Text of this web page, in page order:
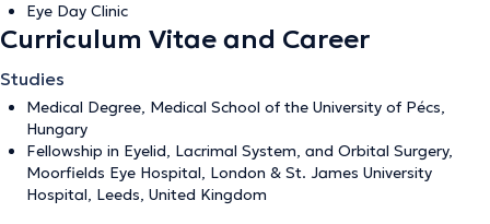
Eye Day Clinic
Curriculum Vitae and Career
Studies
Medical Degree, Medical School of the University of Pécs,
Hungary
Fellowship in Eyelid, Lacrimal System, and Orbital Surgery,
Moorfields Eye Hospital, London & St. James University
Hospital, Leeds, United Kingdom